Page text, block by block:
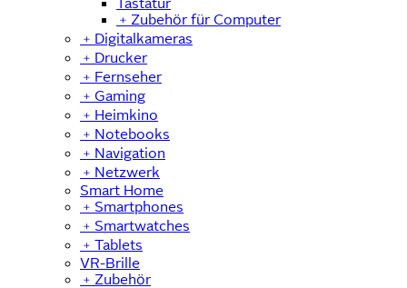
﹢ Zubehör für Computer
﹢ Digitalkameras
﹢ Drucker
﹢ Fernseher
﹢ Gaming
﹢ Heimkino
﹢ Notebooks
﹢ Navigation
﹢ Netzwerk
Smart Home
﹢ Smartphones
﹢ Smartwatches
﹢ Tablets
VR-Brille
﹢ Zubehör